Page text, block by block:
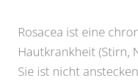
Rosacea ist eine
Hautkrankheit (Stirn,
Sie ist nicht